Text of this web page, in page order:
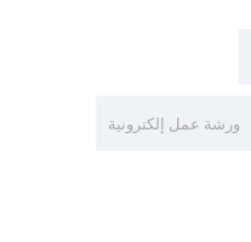
ورشة عمل إلكترونية